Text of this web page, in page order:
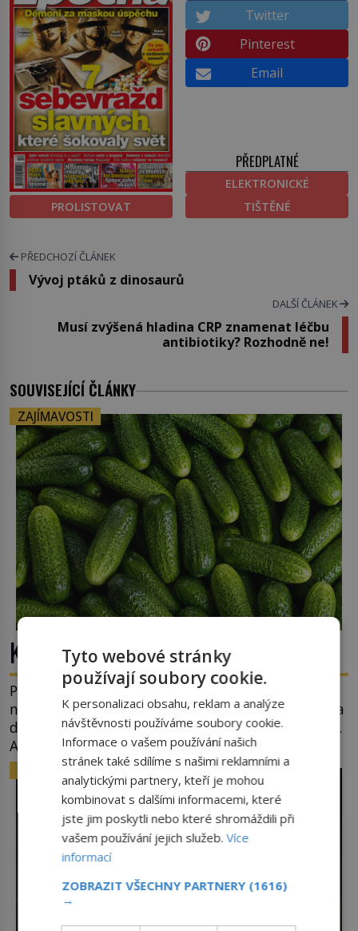
PROLISTOVAT
Twitter
Pinterest
Email
PŘEDPLATNÉ
ELEKTRONICKÉ
TIŠTĚNÉ
PŘEDCHOZÍ ČLÁNEK
Vývoj ptáků z dinosaurů
DALŠÍ ČLÁNEK
Musí zvýšená hladina CRP znamenat léčbu
antibiotiky? Rozhodně ne!
SOUVISEJÍCÍ ČLÁNKY
ZAJÍMAVOSTI
Kde se vzala okurková sezóna?
Prostě období, kdy se téměř nic neděje. Divadla
nehrají, v parlamentu se nehlasuje, všichni jsou na
dovolené a média tak nemají o čem mluvit a psát.
A vymýšlejí si proto témata, které nikoho
nezajímají. Proč je však ona letní doba spojovaná
zrovna s okurkami? Okurkovou sezónu známe už
od poloviny 19. století, ovšem jako Češi […]
ZAJÍMAVOSTI
Tyto webové stránky
používají soubory cookie.
K personalizaci obsahu, reklam a analýze
návštěvnosti používáme soubory cookie.
Informace o vašem používání našich
stránek také sdílíme s našimi reklamními a
analytickými partnery, kteří je mohou
kombinovat s dalšími informacemi, které
jste jim poskytli nebo které shromáždili při
vašem používání jejich služeb.Více
informací
ZOBRAZIT VŠECHNY PARTNERY (1616)
→